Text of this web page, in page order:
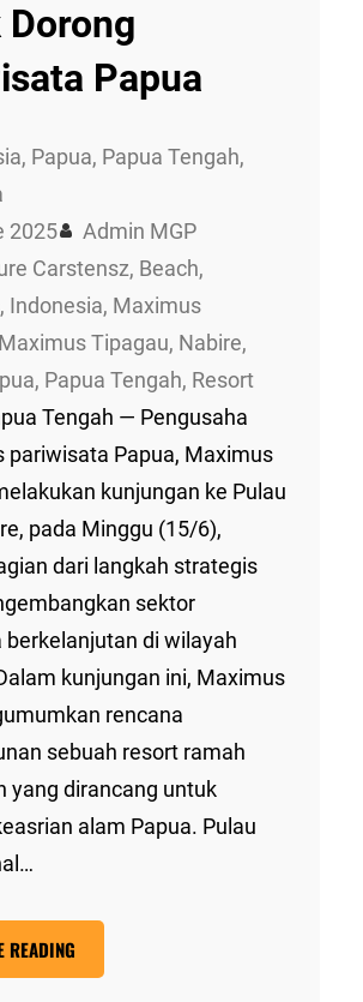
Papua
, Papua, Papua Tengah
2025
Admin MGP
Carstensz, Beach
, Indonesia, Maximus
Maximus Tipagau, Nabire
, Papua Tengah, Resort
Tengah — Pengusaha
pariwisata Papua, Maximus
kunjungan ke Pulau
pada Minggu (15/6),
dari langkah strategis
sektor
berkelanjutan di wilayah
kunjungan ini, Maximus
rencana
sebuah resort ramah
yang dirancang untuk
alam Papua. Pulau
READING